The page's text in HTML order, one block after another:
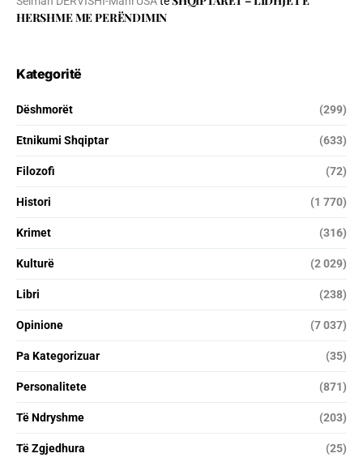
HERSHME ME PERËNDIMIN
Kategoritë
Dëshmorët (299)
Etnikumi Shqiptar (633)
Filozofi (72)
Histori (1 770)
Krimet (316)
Kulturë (2 029)
Libri (238)
Opinione (7 037)
Pa Kategorizuar (35)
Personalitete (871)
Të Ndryshme (203)
Të Zgjedhura (25)